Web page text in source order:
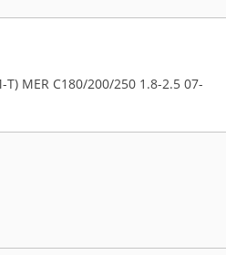
MER C180/200/250 1.8-2.5 07-